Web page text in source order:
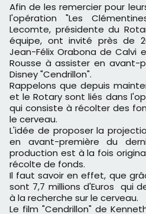
Afin de les remercier pour leurs actions à l'occasion de
l'opération "Les
Lecomte, présidente du
équipe, ont invité près de
Jean-Félix Orabona de Calvi
Rousse à assister en avant-
Disney "Cendrillon".
Rappelons que depuis
et le Rotary sont liés dans
qui consiste à récolter des
le cerveau.
L'idée de proposer la
en avant-première du
production est à la fois
récolte de fonds.
Il faut savoir en effet, que
sont 7,7 millions d'Euros qui
à la recherche sur le cerveau.
Le film "Cendrillon" de